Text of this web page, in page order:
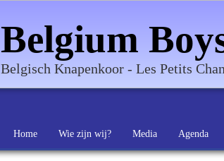
Belgium
Belgisch Knapenkoor - Les Petits
Home Wie zijn wij? Media Agenda